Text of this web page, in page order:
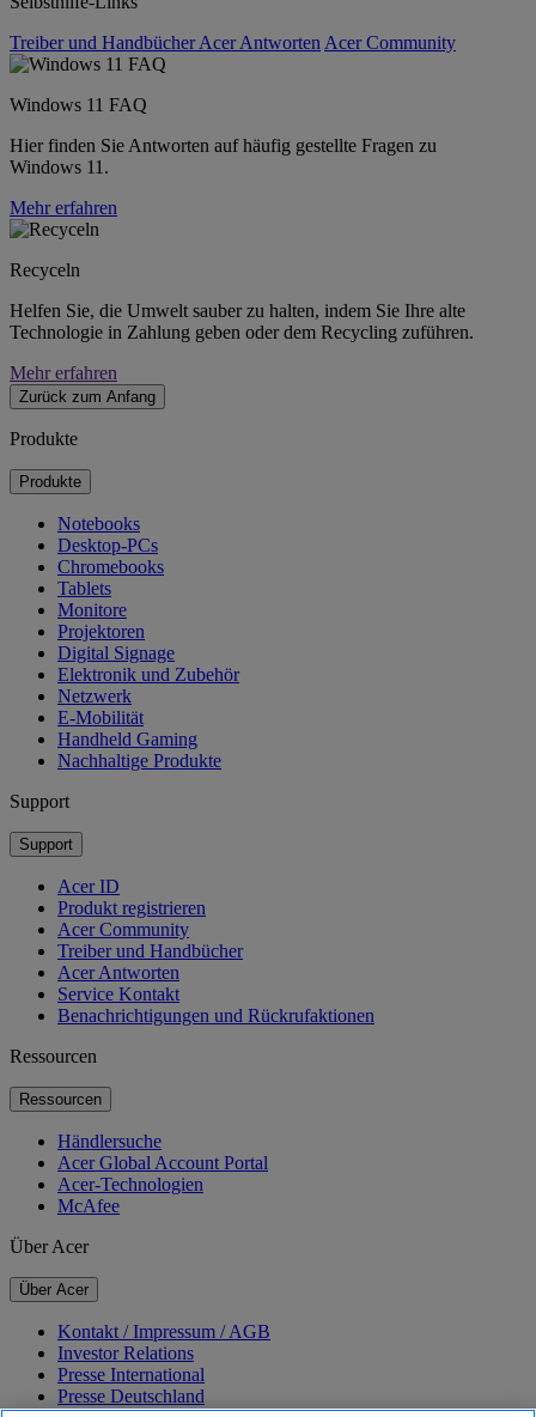
Treiber und HandbücherAcer Antworten Acer Community
Windows 11 FAQ
Hier finden Sie Antworten auf häufig gestellte Fragen zu
Windows 11.
Mehr erfahren
Recyceln
Helfen Sie, die Umwelt sauber zu halten, indem Sie Ihre alte
Technologie in Zahlung geben oder dem Recycling zuführen.
Mehr erfahren
Zurück zum Anfang
Produkte
Produkte
Notebooks
Desktop-PCs
Chromebooks
Tablets
Monitore
Projektoren
Digital Signage
Elektronik und Zubehör
Netzwerk
E-Mobilität
Handheld Gaming
Nachhaltige Produkte
Support
Support
Acer ID
Produkt registrieren
Acer Community
Treiber und Handbücher
Acer Antworten
Service Kontakt
Benachrichtigungen und Rückrufaktionen
Ressourcen
Ressourcen
Händlersuche
Acer Global Account Portal
Acer-Technologien
McAfee
Über Acer
Über Acer
Kontakt / Impressum / AGB
Investor Relations
Presse International
Presse Deutschland